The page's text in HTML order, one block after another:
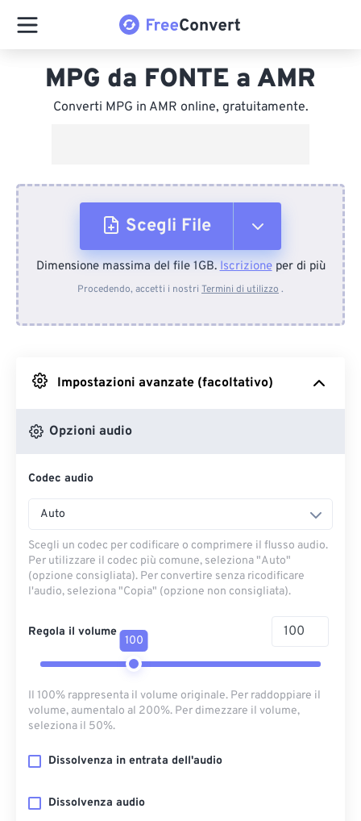
MPG da FONTE a AMR
Converti MPG in AMR online, gratuitamente.
Scegli File
Dal dispositivo
Da Google Drive
Dimensione massima del file 1GB.Iscrizioneper di più
Procedendo, accetti i nostri Termini di utilizzo .
Impostazioni avanzate (facoltativo)
Opzioni audio
Codec audio
Auto
Scegli un codec per codificare o comprimere il flusso audio.
Per utilizzare il codec più comune, seleziona "Auto"
(opzione consigliata). Per convertire senza ricodificare
l'audio, seleziona "Copia" (opzione non consigliata).
Regola il volume
100
Il 100% rappresenta il volume originale. Per raddoppiare il
volume, aumentalo al 200%. Per dimezzare il volume,
seleziona il 50%.
Dissolvenza in entrata dell'audio
Dissolvenza audio